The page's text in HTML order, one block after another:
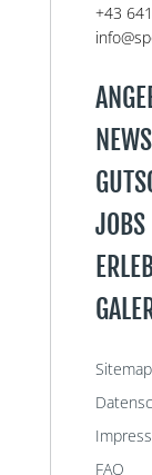
+43
JOBS
Sitemap
FAQ